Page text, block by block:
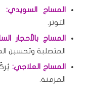
المساج السويدي:
التوتر.
المساج بالأحجار
المتصلبة وتحسين
المساج العلاجي:
المزمنة.